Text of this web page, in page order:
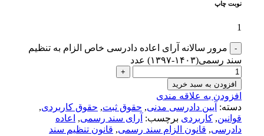
نوبت چاپ
1
مرور سالانه آرای اعاده دادرسی خاص الزام به تنظیم
سند رسمی(۱۴۰۳-۱۳۹۷) عدد
افزودن به سبد خرید
افزودن به علاقه مندی
دسته: آیین دادرسی مدنی, حقوق ثبت, حقوق کاربردی,
قوانین, کاربردی برچسب: آرای سند رسمی,
اعاده
دادرسی, قانون الزام سند رسمی, قانون تنظیم سند